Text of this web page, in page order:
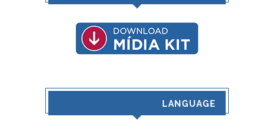
LANGUAGE